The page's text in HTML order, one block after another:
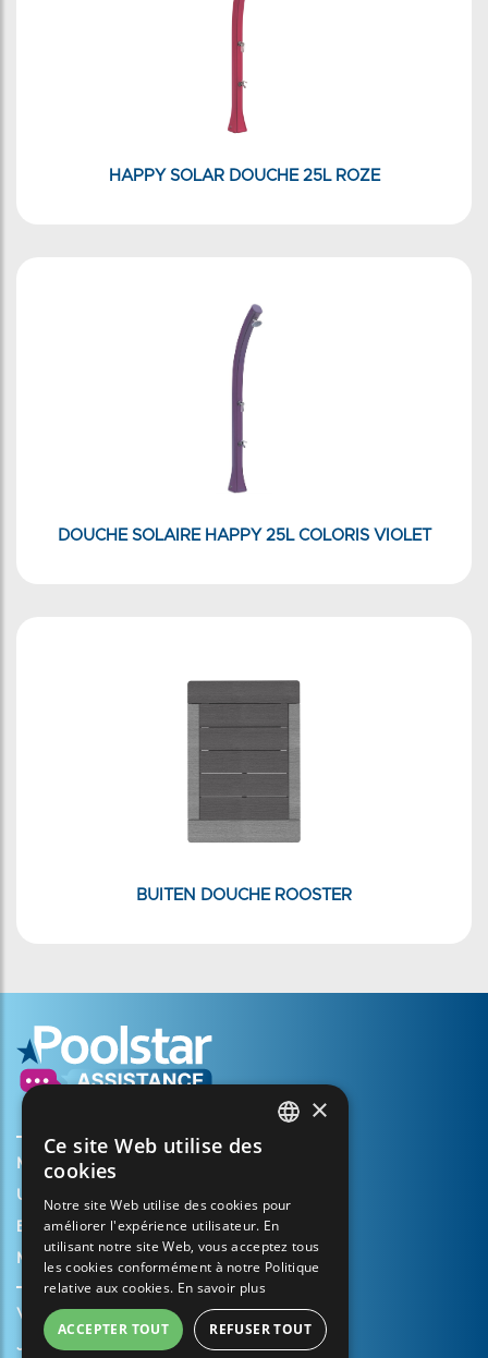
HAPPY SOLAR DOUCHE 25L ROZE
DOUCHE SOLAIRE HAPPY 25L COLORIS VIOLET
BUITEN DOUCHE ROOSTER
Mijn account aanmaken
Uw mandje
Een ondersteuningszaak openen
Mijn garantie registreren
Verkoopvoorwaarden
Juridische informatie
FRENCH
SPANISH
ITALIAN
GERMAN
×
Ce site Web utilise des
cookies
Notre site Web utilise des cookies pour
améliorer l'expérience utilisateur. En
utilisant notre site Web, vous acceptez tous
les cookies conformément à notre Politique
relative aux cookies. En savoir plus
ACCEPTER TOUT REFUSER TOUT